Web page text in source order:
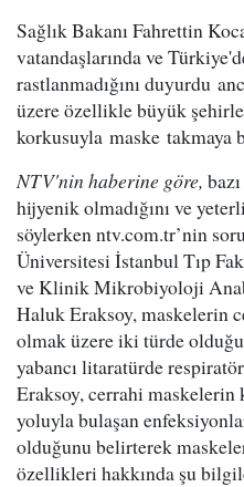
Sağlık Bakanı Fahrettin
vatandaşlarında ve
rastlanmadığını duyurdu
üzere özellikle büyük
korkusuyla maske takmaya
NTV'nin haberine göre,
hijyenik olmadığını ve
söylerken ntv.com.tr’nin
Üniversitesi İstanbul Tıp
ve Klinik Mikrobiyoloji
Haluk Eraksoy, maskelerin
olmak üzere iki türde
yabancı litaratürde
Eraksoy, cerrahi
yoluyla bulaşan
olduğunu belirterek
özellikleri hakkında şu